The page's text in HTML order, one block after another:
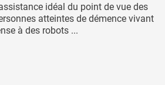
idéal du point de vue des
atteintes de démence vivant
à des robots ...